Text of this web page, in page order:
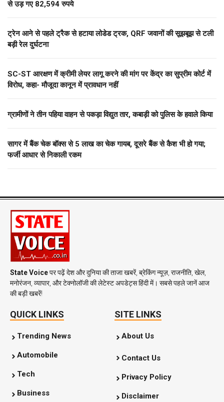
से उड़ गए 82,594 रुपये
ट्रेन आने से पहले ट्रैक से हटाया लोडेड ट्रक, QRF जवानों की सूझबूझ से टली
बड़ी रेल दुर्घटना
SC-ST आरक्षण में क्रीमी लेयर लागू करने की मांग पर केंद्र का सुप्रीम कोर्ट में
विरोध, कहा- मौजूदा कानून में प्रावधान नहीं
ग्रामीणों ने तीन पहिया वाहन से पकड़ा विद्युत तार, कबाड़ी को पुलिस के हवाले किया
सागर में बैंक चेक बॉक्स से 5 लाख का चेक गायब, दूसरे बैंक से कैश भी हो गया;
फर्जी आधार से निकाली रकम
State Voiceपर पढ़ें देश और दुनिया की ताजा खबरें, ब्रेकिंग न्यूज़, राजनीति, खेल,
मनोरंजन, व्यापार, और टेक्नोलॉजी की लेटेस्ट अपडेट्स हिंदी में। सबसे पहले जानें आज
की बड़ी खबरें!
QUICK LINKS
Trending News
Automobile
Tech
Business
SITE LINKS
About Us
Contact Us
Privacy Policy
Disclaimer